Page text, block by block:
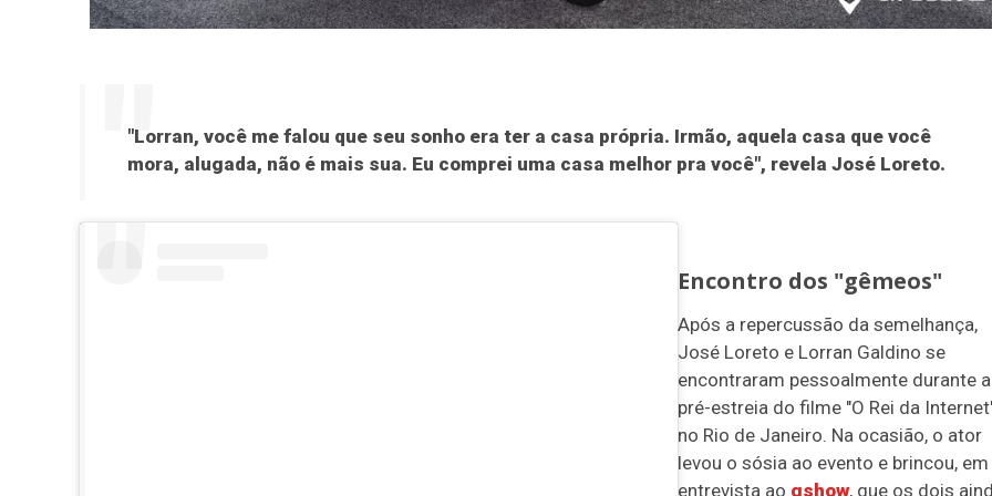
"Lorran, você me falou que seu sonho era ter a casa própria. Irmão, aquela casa que você
mora, alugada, não é mais sua. Eu comprei uma casa melhor pra você", revela José Loreto.
Encontro dos "gêmeos"
Após a repercussão da semelhança,
José Loreto e Lorran Galdino se
encontraram pessoalmente durante a
pré-estreia do filme "O Rei da
no Rio de Janeiro. Na ocasião, o ator
levou o sósia ao evento e brincou, em
entrevista ao gshow, que os dois